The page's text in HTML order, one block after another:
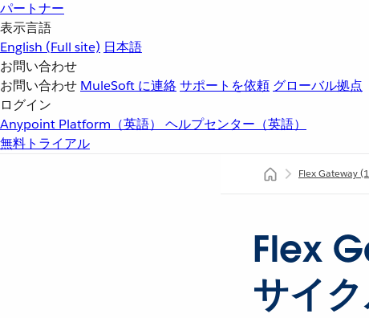
パートナー
表示言語
English (Full site) 日本語
お問い合わせ
お問い合わせ MuleSoft に連絡サポートを依頼 グローバル拠点
ログイン
Anypoint Platform（英語） ヘルプセンター（英語）
無料トライアル
Flex Gateway
Flex
サイ